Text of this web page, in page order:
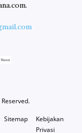
Sitemap
Kebijakan
Privasi